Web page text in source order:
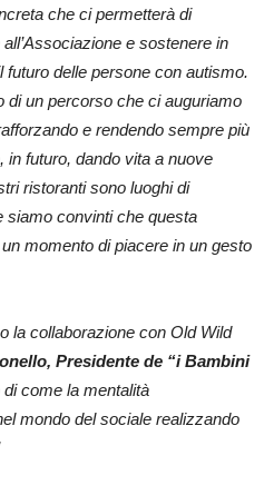
che ci permetterà di
e sostenere in
futuro delle persone con autismo.
di un percorso che ci auguriamo
e rendendo sempre più
in futuro, dando vita a nuove
ristoranti sono luoghi di
siamo convinti che questa
momento di piacere in un gesto
la collaborazione con Old Wild
Presidente de “i Bambini
come la mentalità
mondo del sociale realizzando